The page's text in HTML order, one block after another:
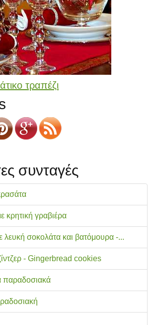
τραπέζι
συνταγές
κρητική γραβιέρα
σοκολάτα και βατόμουρα -...
- Gingerbread cookies
παραδοσιακά